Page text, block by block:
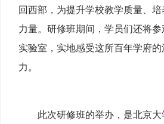
回西部，为提升学校教学质量、
力量。研修班期间，学员们还将
实验室，实地感受这所百年学府
力。
此次研修班的举办，是北京